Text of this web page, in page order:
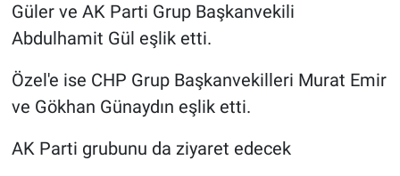
Güler ve AK Parti Grup Başkanvekili
Abdulhamit Gül eşlik etti.
Özel'e ise CHP Grup Başkanvekilleri Murat Emir
ve Gökhan Günaydın eşlik etti.
AK Parti grubunu da ziyaret edecek